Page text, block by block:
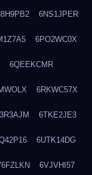
6NS1JPER
6PO2WC0X
6QEEKCMR
6RKWC57X
6TKE2JE3
6UTK14DG
6VJVHI57